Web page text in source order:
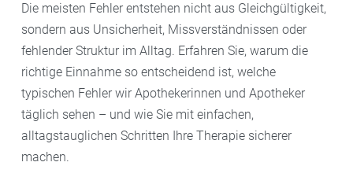
Die meisten Fehler entstehen nicht aus Gleichgültigkeit,
sondern aus Unsicherheit, Missverständnissen oder
fehlender Struktur im Alltag. Erfahren Sie, warum die
richtige Einnahme so entscheidend ist, welche
typischen Fehler wir Apothekerinnen und Apotheker
täglich sehen – und wie Sie mit einfachen,
alltagstauglichen Schritten Ihre Therapie sicherer
machen.